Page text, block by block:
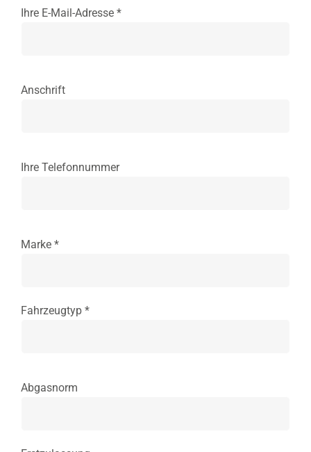
Ihre E-Mail-Adresse *
Anschrift
Ihre Telefonnummer
Marke *
Fahrzeugtyp *
Abgasnorm